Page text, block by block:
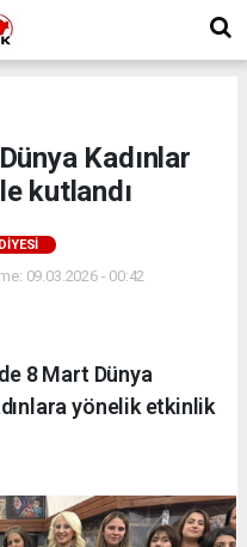
Kadınlar
kutlandı
09.03.2026 - 00:42
8 Mart Dünya
yönelik etkinlik